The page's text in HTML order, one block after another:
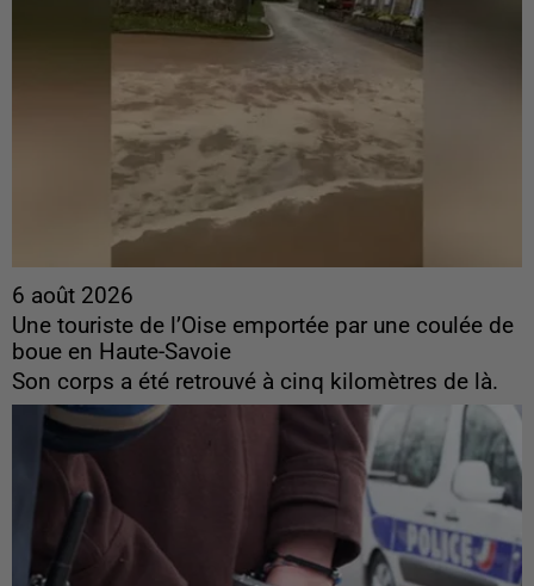
6 août 2026
Une touriste de l’Oise emportée par une coulée de
boue en Haute-Savoie
Son corps a été retrouvé à cinq kilomètres de là.